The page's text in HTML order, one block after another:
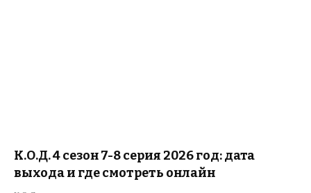
К.О.Д. 4 сезон 7-8 серия 2026 год: дата
выхода и где смотреть онлайн